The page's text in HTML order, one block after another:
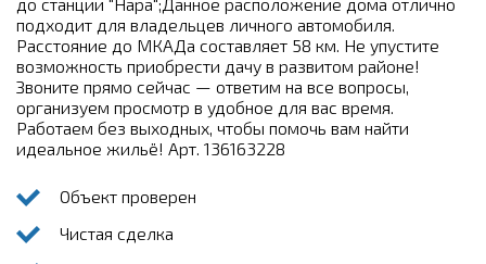
подходит для владельцев личного автомобиля.
Расстояние до МКАДа составляет 58 км. Не упустите
возможность приобрести дачу в развитом районе!
Звоните прямо сейчас — ответим на все вопросы,
организуем просмотр в удобное для вас время.
Работаем без выходных, чтобы помочь вам найти
идеальное жильё! Арт. 136163228
Объект проверен
Чистая сделка